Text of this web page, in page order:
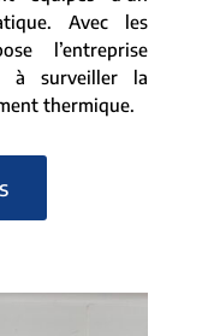
Avec les
l’entreprise
à surveiller la
thermique.